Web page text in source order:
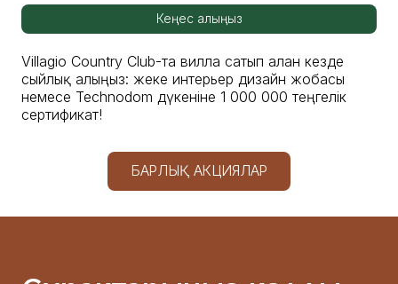
Кеңес алыңыз
Villagio Country Club-та вилла сатып алған кезде
сыйлық алыңыз: жеке интерьер дизайн жобасы
немесе Technodom дүкеніне 1 000 000 теңгелік
сертификат!
БАРЛЫҚ АКЦИЯЛАР